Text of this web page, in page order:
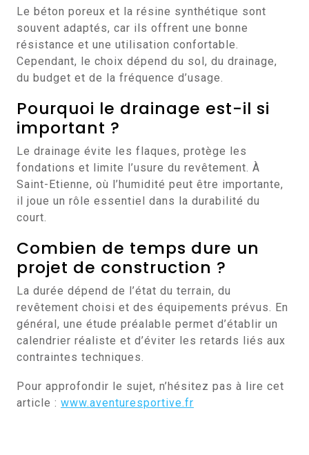
Le béton poreux et la résine synthétique sont
souvent adaptés, car ils offrent une bonne
résistance et une utilisation confortable.
Cependant, le choix dépend du sol, du drainage,
du budget et de la fréquence d’usage.
Pourquoi le drainage est-il si
important ?
Le drainage évite les flaques, protège les
fondations et limite l’usure du revêtement. À
Saint-Etienne, où l’humidité peut être importante,
il joue un rôle essentiel dans la durabilité du
court.
Combien de temps dure un
projet de construction ?
La durée dépend de l’état du terrain, du
revêtement choisi et des équipements prévus. En
général, une étude préalable permet d’établir un
calendrier réaliste et d’éviter les retards liés aux
contraintes techniques.
Pour approfondir le sujet, n’hésitez pas à lire cet
article : www.aventuresportive.fr